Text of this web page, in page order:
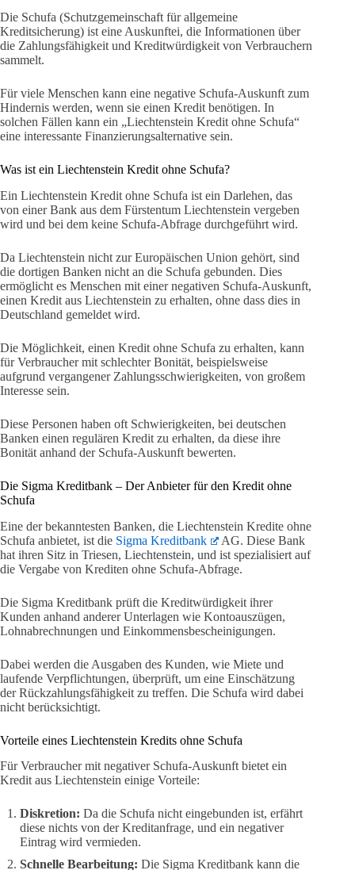
Die Schufa (Schutzgemeinschaft für allgemeine
Kreditsicherung) ist eine Auskunftei, die Informationen über
die Zahlungsfähigkeit und Kreditwürdigkeit von Verbrauchern
sammelt.
Für viele Menschen kann eine negative Schufa-Auskunft zum
Hindernis werden, wenn sie einen Kredit benötigen. In
solchen Fällen kann ein „Liechtenstein Kredit ohne Schufa“
eine interessante Finanzierungsalternative sein.
Was ist ein Liechtenstein Kredit ohne Schufa?
Ein Liechtenstein Kredit ohne Schufa ist ein Darlehen, das
von einer Bank aus dem Fürstentum Liechtenstein vergeben
wird und bei dem keine Schufa-Abfrage durchgeführt wird.
Da Liechtenstein nicht zur Europäischen Union gehört, sind
die dortigen Banken nicht an die Schufa gebunden. Dies
ermöglicht es Menschen mit einer negativen Schufa-Auskunft,
einen Kredit aus Liechtenstein zu erhalten, ohne dass dies in
Deutschland gemeldet wird.
Die Möglichkeit, einen Kredit ohne Schufa zu erhalten, kann
für Verbraucher mit schlechter Bonität, beispielsweise
aufgrund vergangener Zahlungsschwierigkeiten, von großem
Interesse sein.
Diese Personen haben oft Schwierigkeiten, bei deutschen
Banken einen regulären Kredit zu erhalten, da diese ihre
Bonität anhand der Schufa-Auskunft bewerten.
Die Sigma Kreditbank – Der Anbieter für den Kredit ohne
Schufa
Eine der bekanntesten Banken, die Liechtenstein Kredite ohne
Schufa anbietet, ist die Sigma Kreditbank
AG. Diese Bank
hat ihren Sitz in Triesen, Liechtenstein, und ist spezialisiert auf
die Vergabe von Krediten ohne Schufa-Abfrage.
Die Sigma Kreditbank prüft die Kreditwürdigkeit ihrer
Kunden anhand anderer Unterlagen wie Kontoauszügen,
Lohnabrechnungen und Einkommensbescheinigungen.
Dabei werden die Ausgaben des Kunden, wie Miete und
laufende Verpflichtungen, überprüft, um eine Einschätzung
der Rückzahlungsfähigkeit zu treffen. Die Schufa wird dabei
nicht berücksichtigt.
Vorteile eines Liechtenstein Kredits ohne Schufa
Für Verbraucher mit negativer Schufa-Auskunft bietet ein
Kredit aus Liechtenstein einige Vorteile:
Diskretion: Da die Schufa nicht eingebunden ist, erfährt
diese nichts von der Kreditanfrage, und ein negativer
Eintrag wird vermieden.
Schnelle Bearbeitung: Die Sigma Kreditbank kann die